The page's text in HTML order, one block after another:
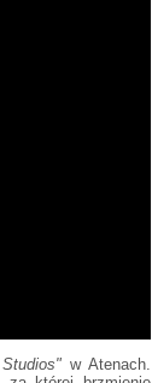
w Atenach.